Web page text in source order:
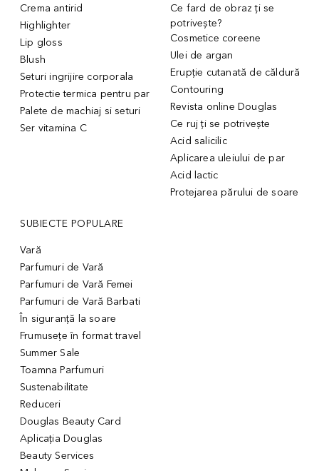
Crema antirid
Highlighter
Lip gloss
Blush
Seturi ingrijire corporala
Protectie termica pentru par
Palete de machiaj si seturi
Ser vitamina C
Ce fard de obraz ți se
potrivește?
Cosmetice coreene
Ulei de argan
Erupție cutanată de căldură
Contouring
Revista online Douglas
Ce ruj ți se potrivește
Acid salicilic
Aplicarea uleiului de par
Acid lactic
Protejarea părului de soare
SUBIECTE POPULARE
Vară
Parfumuri de Vară
Parfumuri de Vară Femei
Parfumuri de Vară Barbati
În siguranță la soare
Frumusețe în format travel
Summer Sale
Toamna Parfumuri
Sustenabilitate
Reduceri
Douglas Beauty Card
Aplicația Douglas
Beauty Services